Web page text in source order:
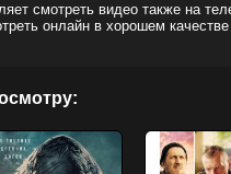
смотреть видео также на
онлайн в хорошем